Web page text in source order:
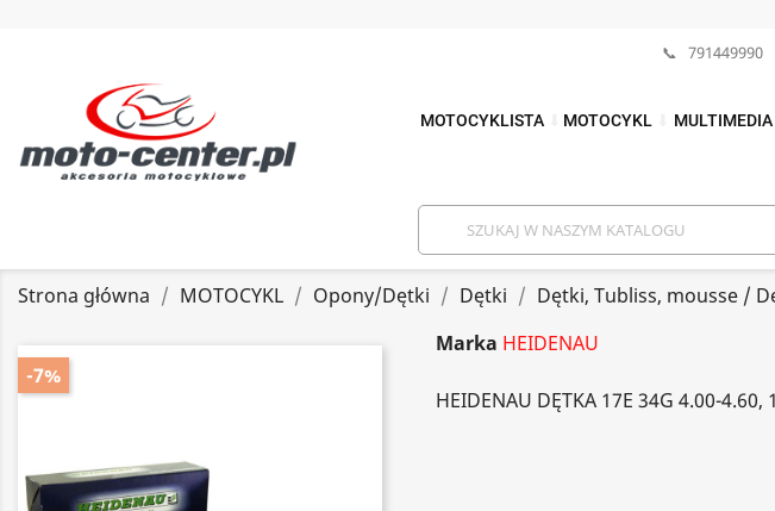
📞 791449990
MOTOCYKLISTA MOTOCYKL MULTIMEDIA
Strona główna MOTOCYKL Opony/Dętki Dętki Dętki, Tubliss, mousse /
-7%
Marka HEIDENAU
HEIDENAU DĘTKA 17E 34G 4.00-